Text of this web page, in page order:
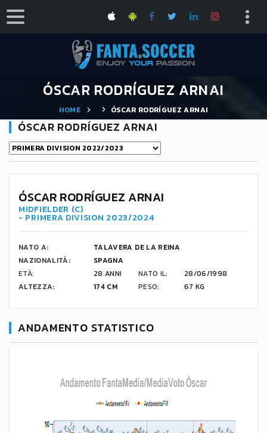
ÓSCAR RODRÍGUEZ ARNAI
HOME ÓSCAR RODRÍGUEZ ARNAI
ÓSCAR RODRÍGUEZ ARNAI
9
ÓSCAR RODRÍGUEZ ARNAI
MIDFIELDER (C)
- PRIMERA DIVISION 2023/2024
NATO A:
TALAVERA DE LA REINA
NAZIONALITÀ:
SPAGNA
ETÀ:
28 ANNI NATO IL:
28/06/1998
ALTEZZA:
174 CM PESO: 67 KG
ANDAMENTO STATISTICO